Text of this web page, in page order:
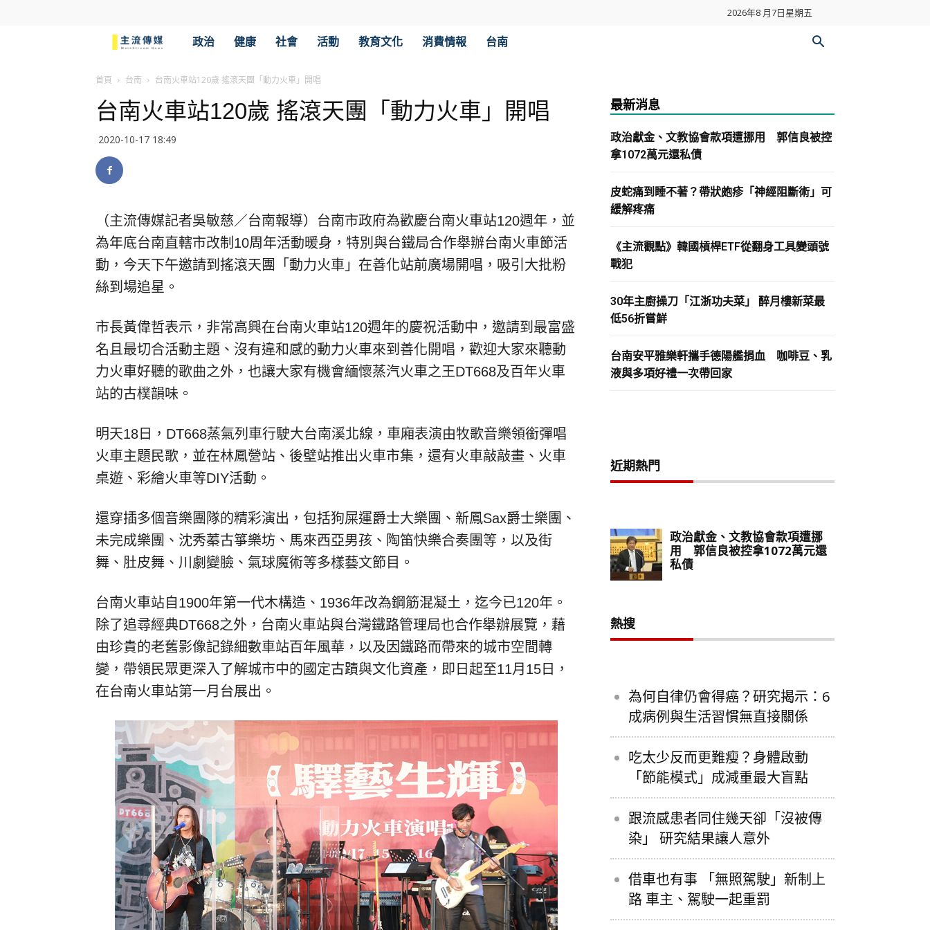
2026年8 月7日星期五
流
傳
政治 健康 社會 活動 教育文化 消費情報 台南
首頁 台南 台南火車站120歲 搖滾天團「動力火車」開唱
台南火車站120歲 搖滾天團「動力火車」開唱
2020-10-17 18:49
（主流傳媒記者吳敏慈／台南報導）台南市政府為歡慶台南火車站120週年，並
為年底台南直轄市改制10周年活動暖身，特別與台鐵局合作舉辦台南火車節活
動，今天下午邀請到搖滾天團「動力火車」在善化站前廣場開唱，吸引大批粉
絲到場追星。
市長黃偉哲表示，非常高興在台南火車站120週年的慶祝活動中，邀請到最富盛
名且最切合活動主題、沒有違和感的動力火車來到善化開唱，歡迎大家來聽動
力火車好聽的歌曲之外，也讓大家有機會緬懷蒸汽火車之王DT668及百年火車
站的古樸韻味。
明天18日，DT668蒸氣列車行駛大台南溪北線，車廂表演由牧歌音樂領銜彈唱
火車主題民歌，並在林鳳營站、後壁站推出火車市集，還有火車敲敲畫、火車
桌遊、彩繪火車等DIY活動。
還穿插多個音樂團隊的精彩演出，包括狗屎運爵士大樂團、新鳳Sax爵士樂團、
未完成樂團、沈秀蓁古箏樂坊、馬來西亞男孩、陶笛快樂合奏團等，以及街
舞、肚皮舞、川劇變臉、氣球魔術等多樣藝文節目。
台南火車站自1900年第一代木構造、1936年改為鋼筋混凝土，迄今已120年。
除了追尋經典DT668之外，台南火車站與台灣鐵路管理局也合作舉辦展覽，藉
由珍貴的老舊影像記錄細數車站百年風華，以及因鐵路而帶來的城市空間轉
變，帶領民眾更深入了解城市中的國定古蹟與文化資產，即日起至11月15日，
在台南火車站第一月台展出。
最新消息
政治獻金、文教協會款項遭挪用 郭信良被控
拿1072萬元還私債
皮蛇痛到睡不著？帶狀皰疹「神經阻斷術」可
緩解疼痛
《主流觀點》韓國槓桿ETF從翻身工具變頭號
戰犯
30年主廚操刀「江浙功夫菜」 醉月樓新菜最
低56折嘗鮮
台南安平雅樂軒攜手德陽艦捐血 咖啡豆、乳
液與多項好禮一次帶回家
近期熱門
熱搜
為何自律仍會得癌？研究揭示：6
成病例與生活習慣無直接關係
吃太少反而更難瘦？身體啟動
「節能模式」成減重最大盲點
跟流感患者同住幾天卻「沒被傳
染」 研究結果讓人意外
借車也有事 「無照駕駛」新制上
路 車主、駕駛一起重罰